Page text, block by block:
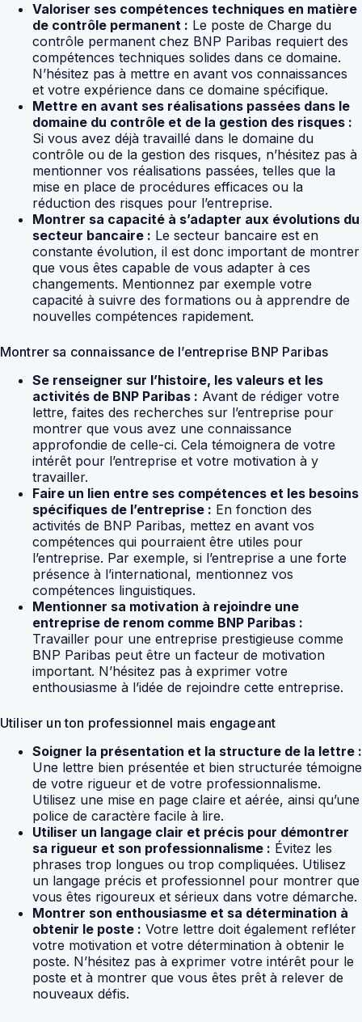
Valoriser ses compétences techniques en matière
de contrôle permanent : Le poste de Charge du
contrôle permanent chez BNP Paribas requiert des
compétences techniques solides dans ce domaine.
N’hésitez pas à mettre en avant vos connaissances
et votre expérience dans ce domaine spécifique.
Mettre en avant ses réalisations passées dans le
domaine du contrôle et de la gestion des risques :
Si vous avez déjà travaillé dans le domaine du
contrôle ou de la gestion des risques, n’hésitez pas à
mentionner vos réalisations passées, telles que la
mise en place de procédures efficaces ou la
réduction des risques pour l’entreprise.
Montrer sa capacité à s’adapter aux évolutions du
secteur bancaire : Le secteur bancaire est en
constante évolution, il est donc important de montrer
que vous êtes capable de vous adapter à ces
changements. Mentionnez par exemple votre
capacité à suivre des formations ou à apprendre de
nouvelles compétences rapidement.
Montrer sa connaissance de l’entreprise BNP Paribas
Se renseigner sur l’histoire, les valeurs et les
activités de BNP Paribas : Avant de rédiger votre
lettre, faites des recherches sur l’entreprise pour
montrer que vous avez une connaissance
approfondie de celle-ci. Cela témoignera de votre
intérêt pour l’entreprise et votre motivation à y
travailler.
Faire un lien entre ses compétences et les besoins
spécifiques de l’entreprise : En fonction des
activités de BNP Paribas, mettez en avant vos
compétences qui pourraient être utiles pour
l’entreprise. Par exemple, si l’entreprise a une forte
présence à l’international, mentionnez vos
compétences linguistiques.
Mentionner sa motivation à rejoindre une
entreprise de renom comme BNP Paribas :
Travailler pour une entreprise prestigieuse comme
BNP Paribas peut être un facteur de motivation
important. N’hésitez pas à exprimer votre
enthousiasme à l’idée de rejoindre cette entreprise.
Utiliser un ton professionnel mais engageant
Soigner la présentation et la structure de la lettre :
Une lettre bien présentée et bien structurée témoigne
de votre rigueur et de votre professionnalisme.
Utilisez une mise en page claire et aérée, ainsi qu’une
police de caractère facile à lire.
Utiliser un langage clair et précis pour démontrer
sa rigueur et son professionnalisme : Évitez les
phrases trop longues ou trop compliquées. Utilisez
un langage précis et professionnel pour montrer que
vous êtes rigoureux et sérieux dans votre démarche.
Montrer son enthousiasme et sa détermination à
obtenir le poste : Votre lettre doit également refléter
votre motivation et votre détermination à obtenir le
poste. N’hésitez pas à exprimer votre intérêt pour le
poste et à montrer que vous êtes prêt à relever de
nouveaux défis.